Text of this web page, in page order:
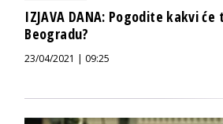
IZJAVA DANA: Pogodite kakvi
Beogradu?
23/04/2021 | 09:25